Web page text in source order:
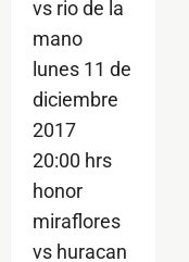
vs rio de la
mano
lunes 11 de
diciembre
2017
20:00 hrs
honor
miraflores
vs huracan